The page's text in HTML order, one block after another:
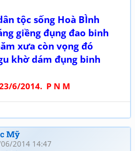
tộc sống Hoà BÌnh
giềng đụng đao binh
xưa còn vọng đó
khờ dám đụng binh
2014. P N M
Mỹ
2014 14:47